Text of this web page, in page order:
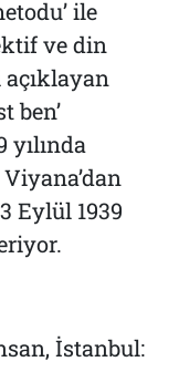
ile
ve din
ben’
yılında
Eylül 1939
İstanbul: